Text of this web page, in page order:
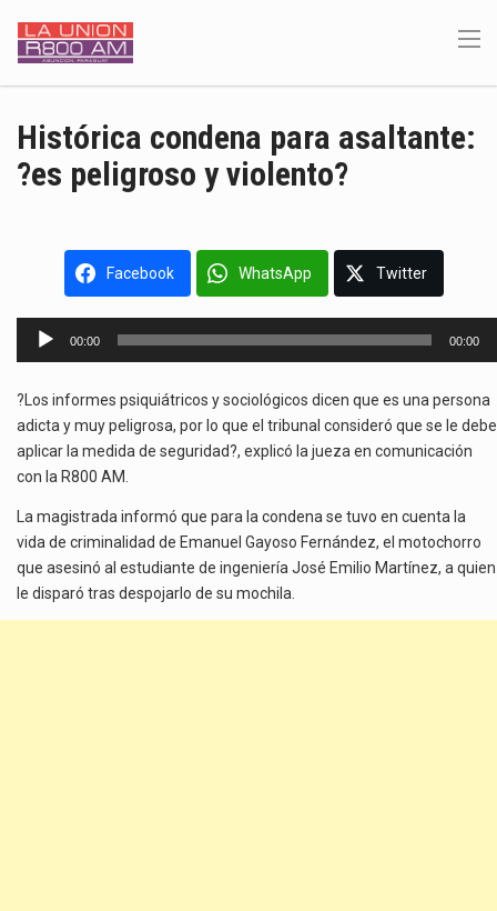
Histórica condena para asaltante:
?es peligroso y violento?
Facebook WhatsApp Twitter
Reproductor
00:00 00:00
?Los informes psiquiátricos y sociológicos dicen que es una persona
adicta y muy peligrosa, por lo que el tribunal consideró que se le debe
aplicar la medida de seguridad?, explicó la jueza en comunicación
con la R800 AM.
La magistrada informó que para la condena se tuvo en cuenta la
vida de criminalidad de Emanuel Gayoso Fernández, el motochorro
que asesinó al estudiante de ingeniería José Emilio Martínez, a quien
le disparó tras despojarlo de su mochila.